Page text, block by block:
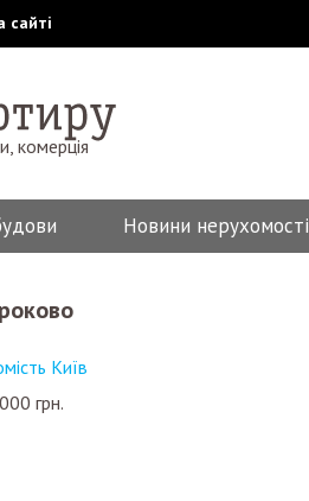
сайті
комерція
Новини нерухомості
Київ
грн.